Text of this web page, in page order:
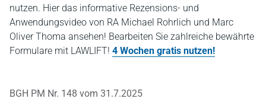
nutzen. Hier das informative Rezensions- und
Anwendungsvideo von RA Michael Rohrlich und Marc
Oliver Thoma ansehen! Bearbeiten Sie zahlreiche bewährte
Formulare mit LAWLIFT! 4 Wochen gratis nutzen!
BGH PM Nr. 148 vom 31.7.2025